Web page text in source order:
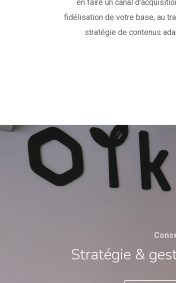
en faire un canal
fidélisation de votre base, au
stratégie de contenus
Stratégie &